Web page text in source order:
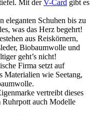
Mit derV-Card gibt es
eleganten Schuhen bis zu
was das Herz begehrt!
aus Reiskörnern,
Biobaumwolle und
geht’s nicht!
Firma setzt auf
Materialien wie Seetang,
vertreibt dieses
Ruhrpott auch Modelle